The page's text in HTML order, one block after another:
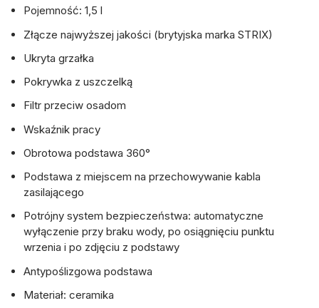
Pojemność: 1,5 l
Złącze najwyższej jakości (brytyjska marka STRIX)
Ukryta grzałka
Pokrywka z uszczelką
Filtr przeciw osadom
Wskaźnik pracy
Obrotowa podstawa 360°
Podstawa z miejscem na przechowywanie kabla
zasilającego
Potrójny system bezpieczeństwa: automatyczne
wyłączenie przy braku wody, po osiągnięciu punktu
wrzenia i po zdjęciu z podstawy
Antypoślizgowa podstawa
Materiał: ceramika